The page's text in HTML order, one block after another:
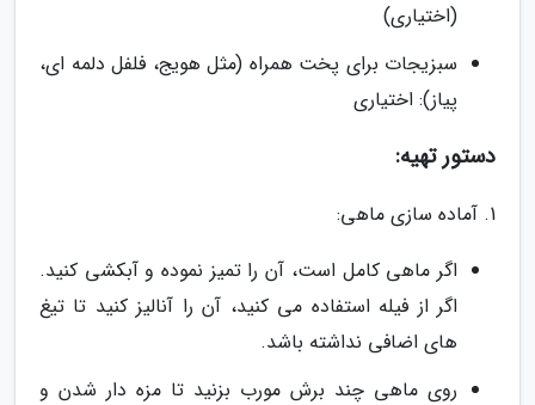
(اختیاری)
سبزیجات برای پخت همراه (مثل هویج، فلفل دلمه ای،
پیاز): اختیاری
دستور تهیه:
1. آماده سازی ماهی:
اگر ماهی کامل است، آن را تمیز نموده و آبکشی کنید.
اگر از فیله استفاده می کنید، آن را آنالیز کنید تا تیغ
های اضافی نداشته باشد.
روی ماهی چند برش مورب بزنید تا مزه دار شدن و